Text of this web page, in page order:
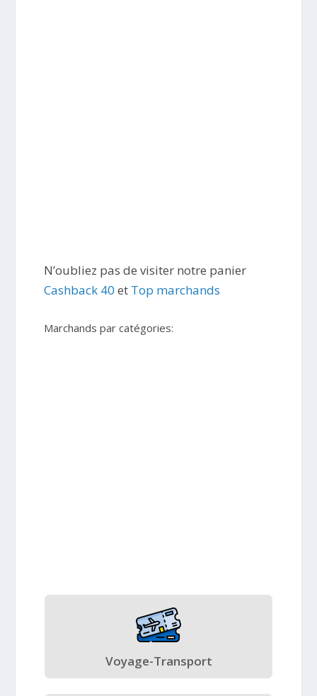
N’oubliez pas de visiter notre panier
Cashback 40 et Top marchands
Marchands par catégories:
Voyage-Transport